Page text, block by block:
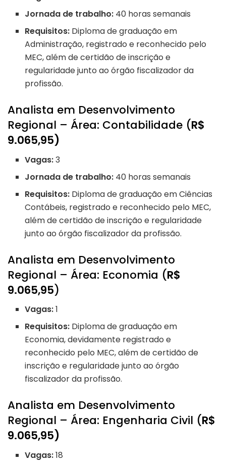
Jornada de trabalho: 40 horas semanais
Requisitos: Diploma de graduação em
Administração, registrado e reconhecido pelo
MEC, além de certidão de inscrição e
regularidade junto ao órgão fiscalizador da
profissão.
Analista em Desenvolvimento
Regional – Área: Contabilidade (R$
9.065,95)
Vagas:3
Jornada de trabalho: 40 horas semanais
Requisitos: Diploma de graduação em Ciências
Contábeis, registrado e reconhecido pelo MEC,
além de certidão de inscrição e regularidade
junto ao órgão fiscalizador da profissão.
Analista em Desenvolvimento
Regional – Área: Economia (R$
9.065,95)
Vagas:1
Requisitos: Diploma de graduação em
Economia, devidamente registrado e
reconhecido pelo MEC, além de certidão de
inscrição e regularidade junto ao órgão
fiscalizador da profissão.
Analista em Desenvolvimento
Regional – Área: Engenharia Civil (R$
9.065,95)
Vagas:18